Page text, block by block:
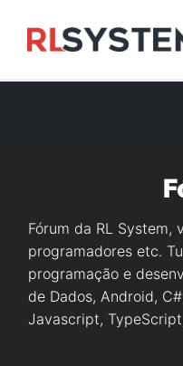
Fórum da RL System,
programadores etc.
programação e
de Dados, Android,
Javascript,